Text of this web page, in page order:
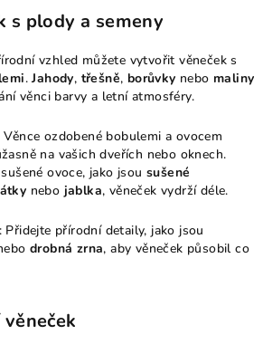
s plody a semeny
vzhled můžete vytvořit věneček s
.Jahody, třešně, borůvky nebo maliny
věnci barvy a letní atmosféry.
Věnce ozdobené bobulemi a ovocem
na vašich dveřích nebo oknech.
ovoce, jako jsou sušené
nebo jablka, věneček vydrží déle.
: Přidejte přírodní detaily, jako jsou
drobná zrna, aby věneček působil co